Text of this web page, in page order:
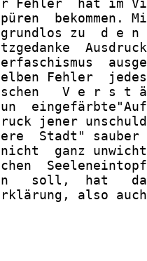
Fehler  hat im
bekommen.
zu  d e
Fehler
V e r s t
jener
Stadt"
ganz
soll,  hat
also